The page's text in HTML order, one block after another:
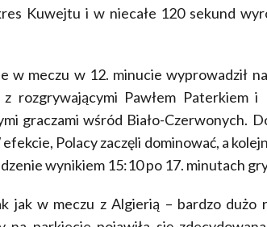
Kuwejtu i w niecałe 120 sekund
w meczu w 12. minucie wyprowadził
rozgrywającymi Pawłem Paterkiem i
graczami wśród Biało-Czerwonych.
Polacy zaczęli dominować, a
wynikiem 15:10 po 17. minutach
jak w meczu z Algierią – bardzo dużo